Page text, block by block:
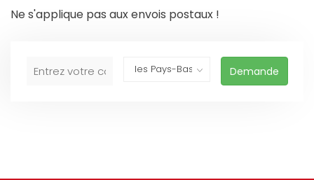
Ne s'applique pas aux envois postaux !
Demande